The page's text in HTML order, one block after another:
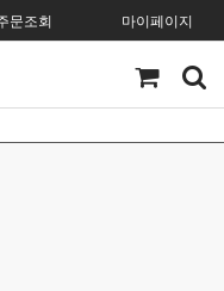
문조회 마이페이지